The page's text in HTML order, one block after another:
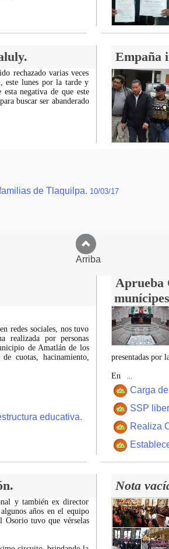
Empaña
rechazado varias veces
este lunes por la tarde y
negativa de que este
buscar ser abanderado
de Tlaquilpa. 10/03/17
Arriba
Aprueba
redes sociales, nos tuvo
realizada por personas
de Amatlán de los
cuotas, hacinamiento,
educativa.
presentadas por
En
Carga
SSP
Realiza
Nota
y también ex director
años en el equipo
Osorio tuvo que vérselas